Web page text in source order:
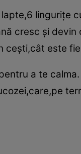
linguriţe
cresc şi devin
ceşti,cât este
a te